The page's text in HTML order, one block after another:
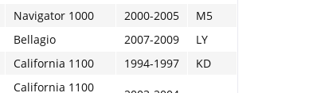
Navigator 1000 2000-2005
M5
Bellagio 2007-2009
LY
California 1100 1994-1997 KD
California 1100